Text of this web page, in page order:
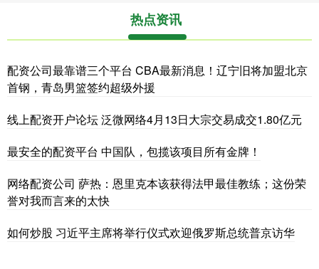
热点资讯
配资公司最靠谱三个平台 CBA最新消息！辽宁旧将加盟北京
首钢，青岛男篮签约超级外援
线上配资开户论坛 泛微网络4月13日大宗交易成交1.80亿元
最安全的配资平台 中国队，包揽该项目所有金牌！
网络配资公司 萨热：恩里克本该获得法甲最佳教练；这份荣
誉对我而言来的太快
如何炒股 习近平主席将举行仪式欢迎俄罗斯总统普京访华